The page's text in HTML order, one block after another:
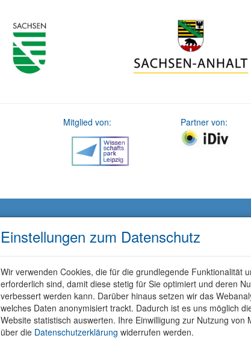
Mitglied von: Partner von:
Einstellungen zum Datenschutz
Wir verwenden Cookies, die für die grundlegende Funktionalität
erforderlich sind, damit diese stetig für Sie optimiert und deren
verbessert werden kann. Darüber hinaus setzen wir das
welches Daten anonymisiert trackt. Dadurch ist es uns möglich
Website statistisch auswerten. Ihre Einwilligung zur Nutzung von
über die Datenschutzerklärung widerrufen werden.